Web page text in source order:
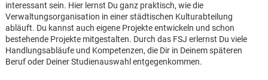
interessant sein. Hier lernst Du ganz praktisch, wie die
Verwaltungsorganisation in einer städtischen Kulturabteilung
abläuft. Du kannst auch eigene Projekte entwickeln und schon
bestehende Projekte mitgestalten. Durch das FSJ erlernst Du viele
Handlungsabläufe und Kompetenzen, die Dir in Deinem späteren
Beruf oder Deiner Studienauswahl entgegenkommen.
Karte anzeigen